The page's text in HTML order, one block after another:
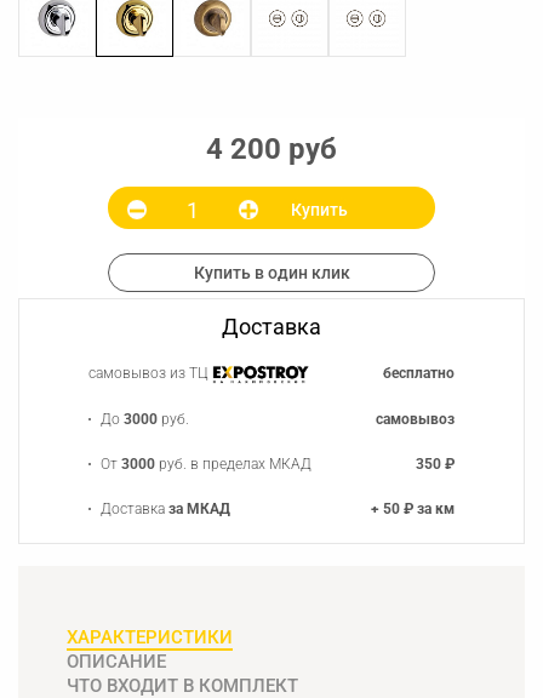
4 200 руб
Купить
Купить в один клик
Доставка
самовывоз из ТЦ бесплатно
До3000 руб. самовывоз
От3000 руб. в пределах МКАД 350 ₽
Доставказа МКАД + 50 ₽ за км
ХАРАКТЕРИСТИКИ
ОПИСАНИЕ
ЧТО ВХОДИТ В КОМПЛЕКТ